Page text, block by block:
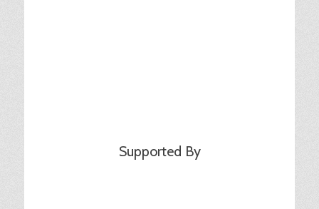
Supported By